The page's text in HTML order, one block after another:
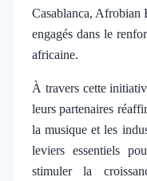
Casablanca, Afrobian
engagés dans le
africaine.
À travers cette
leurs partenaires
la musique et les
leviers essentiels
stimuler la